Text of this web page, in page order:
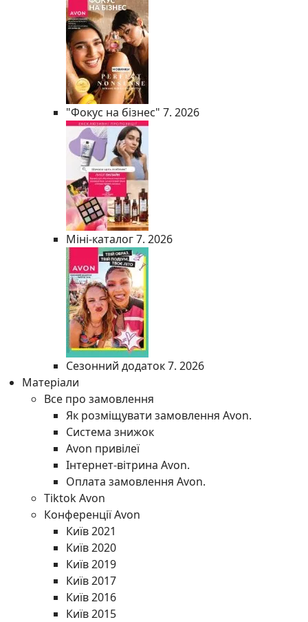
"Фокус на бізнес" 7. 2026
Міні-каталог 7. 2026
Сезонний додаток 7. 2026
Матеріали
Все про замовлення
Як розміщувати замовлення Avon.
Система знижок
Avon привілеї
Інтернет-вітрина Avon.
Оплата замовлення Avon.
Tiktok Avon
Конференції Avon
Київ 2021
Київ 2020
Київ 2019
Київ 2017
Київ 2016
Київ 2015